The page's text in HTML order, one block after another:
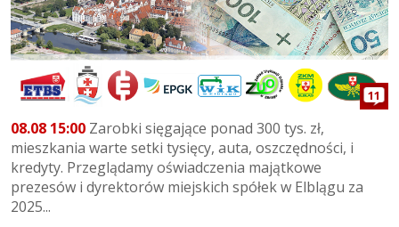
11
08.08 15:00 Zarobki sięgające ponad 300 tys. zł,
mieszkania warte setki tysięcy, auta, oszczędności, i
kredyty. Przeglądamy oświadczenia majątkowe
prezesów i dyrektorów miejskich spółek w Elblągu za
2025...